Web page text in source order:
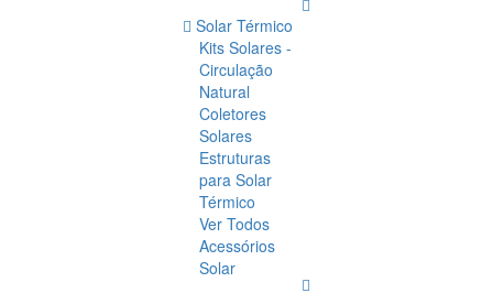
Solar Térmico
Kits Solares -
Circulação
Natural
Coletores
Solares
Estruturas
para Solar
Térmico
Ver Todos
Acessórios
Solar